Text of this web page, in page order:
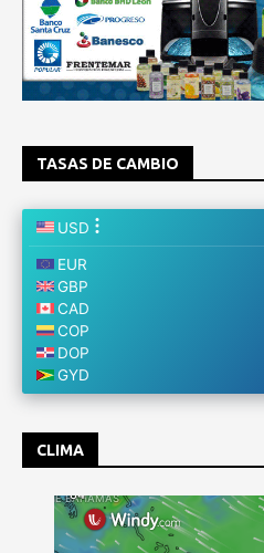
TASAS DE CAMBIO
CLIMA